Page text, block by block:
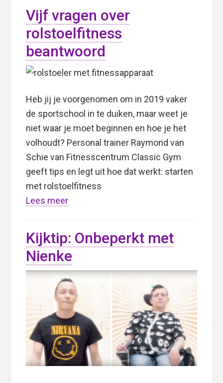
Vijf vragen over
rolstoelfitness
beantwoord
Heb jij je voorgenomen om in 2019 vaker
de sportschool in te duiken, maar weet je
niet waar je moet beginnen en hoe je het
volhoudt? Personal trainer Raymond van
Schie van Fitnesscentrum Classic Gym
geeft tips en legt uit hoe dat werkt: starten
met rolstoelfitness
Lees meer
Kijktip: Onbeperkt met
Nienke